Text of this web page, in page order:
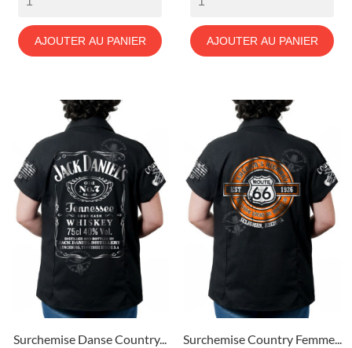
AJOUTER AU PANIER AJOUTER AU PANIER
Surchemise Danse Country... Surchemise Country Femme...